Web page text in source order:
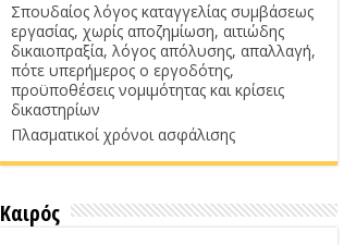
Σπουδαίος λόγος καταγγελίας συμβάσεως
εργασίας, χωρίς αποζημίωση, αιτιώδης
δικαιοπραξία, λόγος απόλυσης, απαλλαγή,
πότε υπερήμερος ο εργοδότης,
προϋποθέσεις νομιμότητας και κρίσεις
δικαστηρίων
Πλασματικοί χρόνοι ασφάλισης
Καιρός